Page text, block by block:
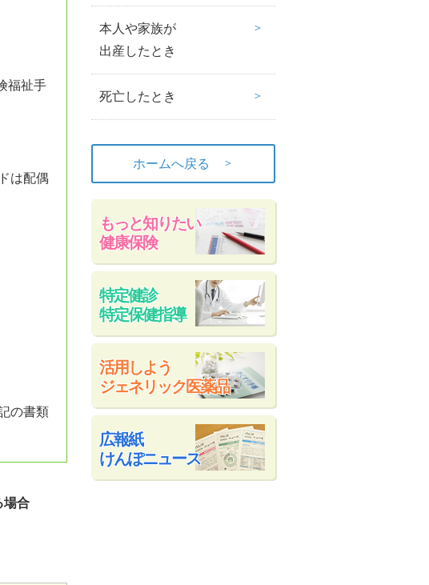
福祉手
は配偶
の書類
合
本人や家族が
出産したとき
死亡したとき
ホームへ戻る ＞
もっと知りたい
健康保険
特定健診
特定保健指導
活用しよう
ジェネリック医薬品
広報紙
けんぽニュース